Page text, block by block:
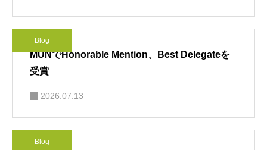
Blog
MUNでHonorable Mention、Best Delegateを
受賞
2026.07.13
Blog